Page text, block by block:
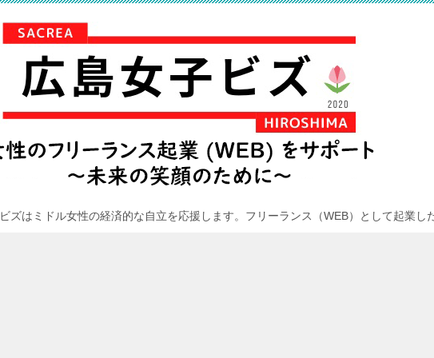
ズはミドル女性の経済的な自立を応援します。フリーランス（WEB）として起業し